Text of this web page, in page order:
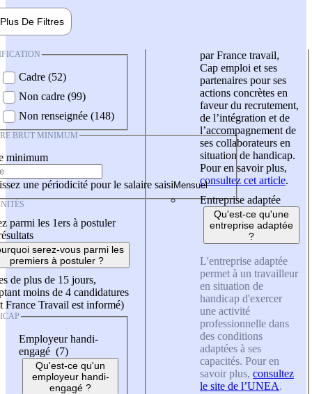
Plus De Filtres
Cadre (52)
Non cadre (99)
Non renseignée (148)
BRUT MINIMUM
minimum
une périodicité pour le salaire saisi
parmi les 1ers à postuler
serez-vous parmi les
premiers à postuler ?
de plus de 15 jours,
moins de 4 candidatures
France Travail est informé)
Employeur handi-
engagé (7)
Qu'est-ce qu'un
employeur handi-
engagé ?
par France travail,
Cap emploi et ses
partenaires pour ses
actions concrètes en
faveur du recrutement,
de l’intégration et de
l’accompagnement de
ses collaborateurs en
situation de handicap.
Pour en savoir plus,
consultez cet article.
Entreprise adaptée
Qu'est-ce qu'une
entreprise adaptée
?
L'entreprise adaptée
permet à un travailleur
en situation de
handicap d'exercer
une activité
professionnelle dans
des conditions
adaptées à ses
capacités. Pour en
savoir plus, consultez
le site de l’UNEA.